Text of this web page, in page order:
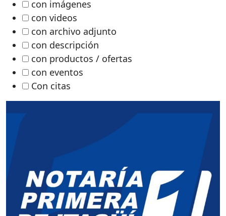
con imágenes
con videos
con archivo adjunto
con descripción
con productos / ofertas
con eventos
Con citas